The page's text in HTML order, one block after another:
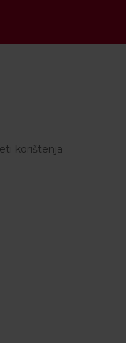
korištenja